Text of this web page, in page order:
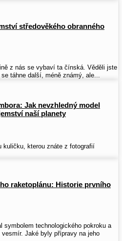
středověkého obranného
z nás se vybaví ta čínská. Věděli jste
táhne další, méně známý, ale...
Jak nevzhledný model
naší planety
kuličku, kterou znáte z fotografií
raketoplánu: Historie prvního
symbolem technologického pokroku a
Jaké byly přípravy na jeho